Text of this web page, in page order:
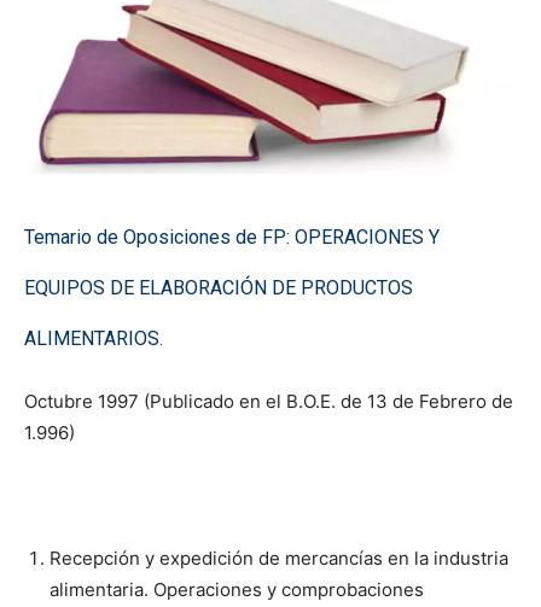
Temario de Oposiciones de FP: OPERACIONES Y
EQUIPOS DE ELABORACIÓN DE PRODUCTOS
ALIMENTARIOS.
Octubre 1997 (Publicado en el B.O.E. de 13 de Febrero de
1.996)
Recepción y expedición de mercancías en la industria
alimentaria. Operaciones y comprobaciones